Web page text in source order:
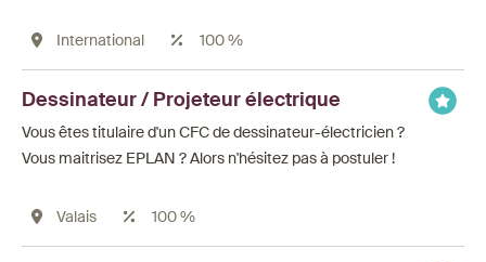
International 100 %
Dessinateur / Projeteur électrique
Vous êtes titulaire d'un CFC de dessinateur-électricien ?
Vous maitrisez EPLAN ? Alors n'hésitez pas à postuler !
Valais 100 %